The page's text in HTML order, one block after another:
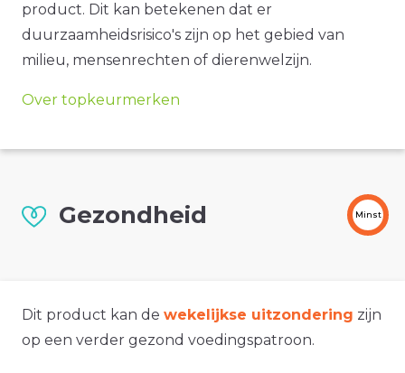
product. Dit kan betekenen dat er
duurzaamheidsrisico's zijn op het gebied van
milieu, mensenrechten of dierenwelzijn.
Over topkeurmerken
Gezondheid Minst
Dit product kan de wekelijkse uitzondering zijn
op een verder gezond voedingspatroon.